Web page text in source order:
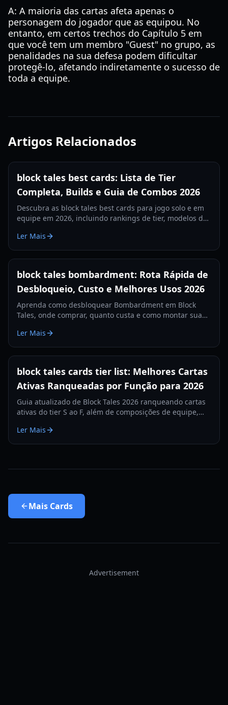
A: A maioria das cartas afeta apenas o
personagem do jogador que as equipou. No
entanto, em certos trechos do Capítulo 5 em
que você tem um membro "Guest" no grupo, as
penalidades na sua defesa podem dificultar
protegê-lo, afetando indiretamente o sucesso de
toda a equipe.
Artigos Relacionados
block tales best cards: Lista de Tier
Completa, Builds e Guia de Combos 2026
Descubra as block tales best cards para jogo solo e em
equipe em 2026, incluindo rankings de tier, modelos de
Ler Mais
block tales bombardment: Rota Rápida de
Desbloqueio, Custo e Melhores Usos 2026
Aprenda como desbloquear Bombardment em Block
Tales, onde comprar, quanto custa e como montar sua
rápido em 2026.
Ler Mais
block tales cards tier list: Melhores Cartas
Ativas Ranqueadas por Função para 2026
Guia atualizado de Block Tales 2026 ranqueando cartas
ativas do tier S ao F, além de composições de equipe,
Ler Mais
Mais Cards
Advertisement